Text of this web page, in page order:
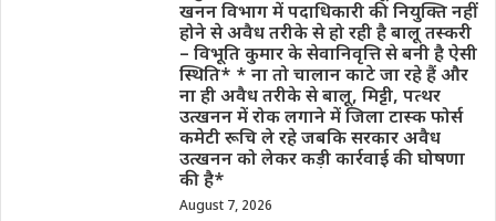
खनन विभाग में पदाधिकारी की नियुक्ति नहीं
होने से अवैध तरीके से हो रही है बालू तस्करी
– विभूति कुमार के सेवानिवृत्ति से बनी है ऐसी
स्थिति* * ना तो चालान काटे जा रहे हैं और
ना ही अवैध तरीके से बालू, मिट्टी, पत्थर
उत्खनन में रोक लगाने में जिला टास्क फोर्स
कमेटी रूचि ले रहे जबकि सरकार अवैध
उत्खनन को लेकर कड़ी कार्रवाई की घोषणा
की है*
August 7, 2026